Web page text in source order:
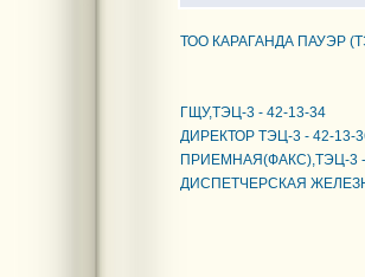
ТОО КАРАГАНДА ПАУЭР
ГЩУ,ТЭЦ-3 - 42-13-34
ДИРЕКТОР ТЭЦ-3 - 42-13-
ПРИЕМНАЯ(ФАКС),ТЭЦ-3 -
ДИСПЕТЧЕРСКАЯ